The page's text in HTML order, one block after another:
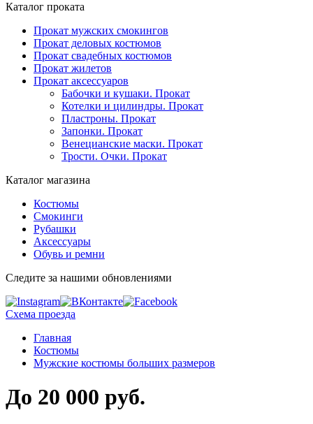
Каталог проката
Прокат мужских смокингов
Прокат деловых костюмов
Прокат свадебных костюмов
Прокат жилетов
Прокат аксессуаров
Бабочки и кушаки. Прокат
Котелки и цилиндры. Прокат
Пластроны. Прокат
Запонки. Прокат
Венецианские маски. Прокат
Трости. Очки. Прокат
Каталог магазина
Костюмы
Смокинги
Рубашки
Аксессуары
Обувь и ремни
Следите за нашими обновлениями
Схема проезда
Главная
Костюмы
Мужские костюмы больших размеров
До 20 000 руб.